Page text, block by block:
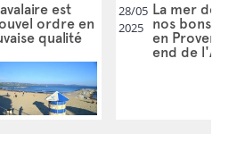
est
ordre en
qualité
28/05
2025
La mer
nos bons
en
end de